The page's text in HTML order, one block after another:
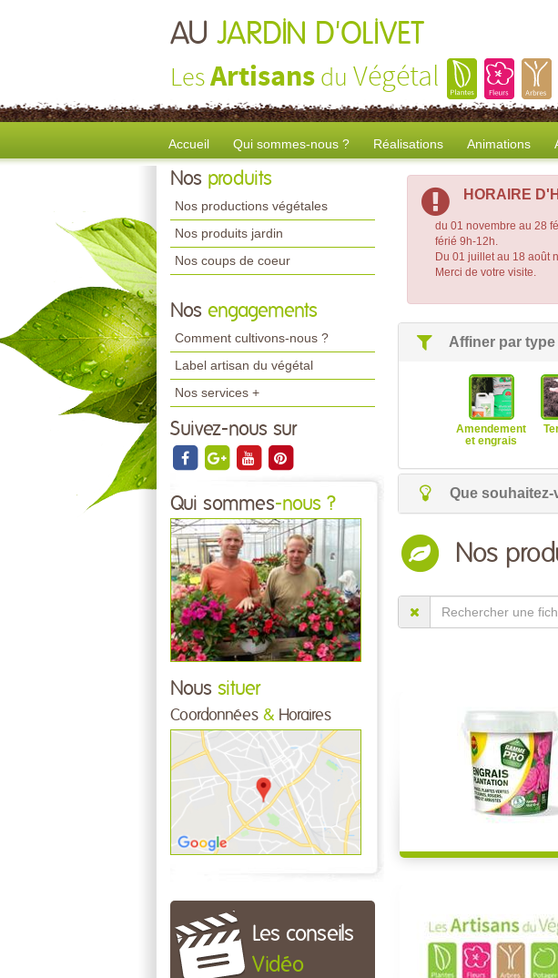
AU JARDIN D'OLIVET
LesArtisans du Végétal
Accueil Qui sommes-nous ? Réalisations Animations
Nos produits
Nos productions végétales
Nos produits jardin
Nos coups de coeur
Nos engagements
Comment cultivons-nous ?
Label artisan du végétal
Nos services +
Suivez-nous sur
Qui sommes-nous ?
Nous situer
Coordonnées & Horaires
Les conseils
Vidéo
HORAIRE
du 01 novembre au 28
férié 9h-12h.
Du 01 juillet au 18 août
Merci de votre visite.
Affiner par
Amendement
et engrais
Que
Nos